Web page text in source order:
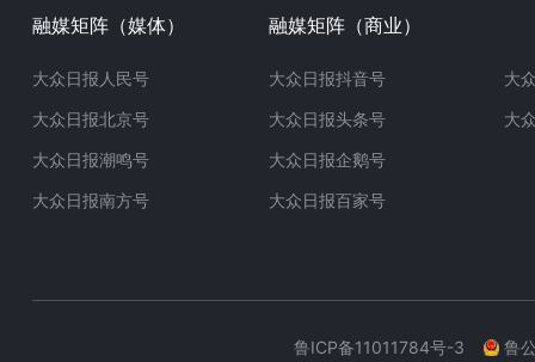
融媒矩阵（媒体）
大众日报人民号
大众日报北京号
大众日报潮鸣号
大众日报南方号
融媒矩阵（商业）
大众日报抖音号
大众日报头条号
大众日报企鹅号
大众日报百家号
大
大
鲁ICP备11011784号-3 鲁